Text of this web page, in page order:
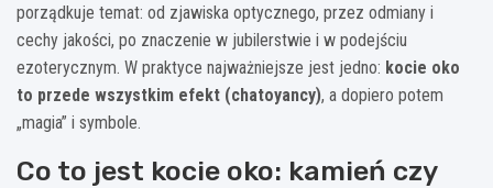
porządkuje temat: od zjawiska optycznego, przez odmiany i
cechy jakości, po znaczenie w jubilerstwie i w podejściu
ezoterycznym. W praktyce najważniejsze jest jedno: kocie oko
to przede wszystkim efekt (chatoyancy), a dopiero potem
„magia” i symbole.
Co to jest kocie oko: kamień czy